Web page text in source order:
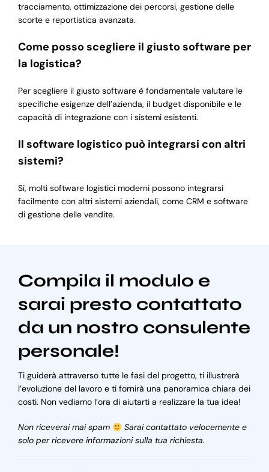
tracciamento, ottimizzazione dei percorsi, gestione delle
scorte e reportistica avanzata.
Come posso scegliere il giusto software per
la logistica?
Per scegliere il giusto software è fondamentale valutare le
specifiche esigenze dell’azienda, il budget disponibile e le
capacità di integrazione con i sistemi esistenti.
Il software logistico può integrarsi con altri
sistemi?
Sì, molti software logistici moderni possono integrarsi
facilmente con altri sistemi aziendali, come CRM e software
di gestione delle vendite.
Compila il modulo e
sarai presto contattato
da un nostro consulente
personale!
Ti guiderà attraverso tutte le fasi del progetto, ti illustrerà
l’evoluzione del lavoro e ti fornirà una panoramica chiara dei
costi. Non vediamo l’ora di aiutarti a realizzare la tua idea!
Non riceverai mai spam
Sarai contattato velocemente e
solo per ricevere informazioni sulla tua richiesta.